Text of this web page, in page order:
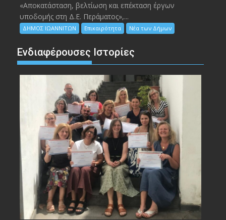
«Αποκατάσταση, βελτίωση και επέκταση έργων
υποδομής στη Δ.Ε. Περάματος»,...
ΔΗΜΟΣ ΙΩΑΝΝΙΤΩΝ Επικαιρότητα Νέα των Δήμων
Ενδιαφέρουσες Ιστορίες